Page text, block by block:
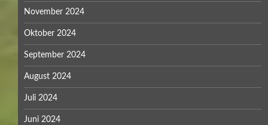
November 2024
Oktober 2024
September 2024
August 2024
Juli 2024
Juni 2024